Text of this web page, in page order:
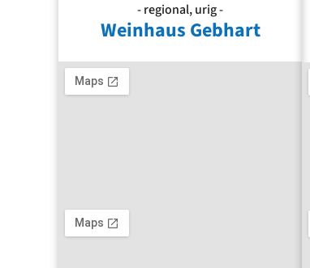
- regional, urig -
Weinhaus Gebhart